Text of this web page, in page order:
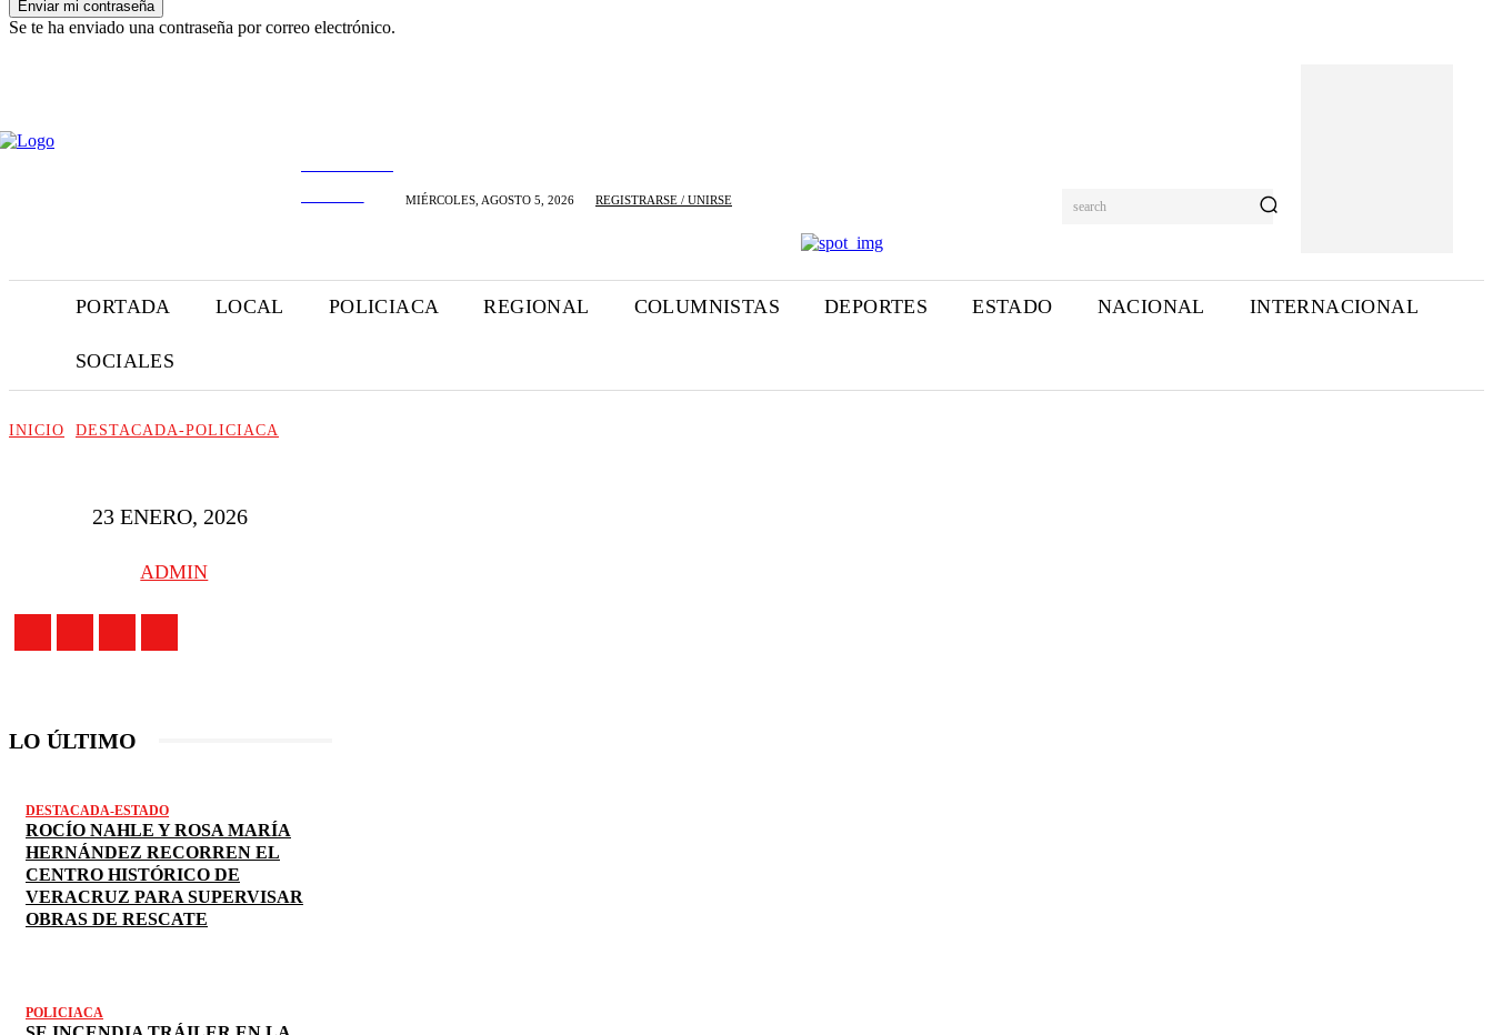
Se te ha enviado una contraseña por correo electrónico.
MIÉRCOLES, AGOSTO 5, 2026 REGISTRARSE / UNIRSE search
PORTADA LOCAL POLICIACA REGIONAL COLUMNISTAS DEPORTES ESTADO NACIONAL INTERNACIONAL
SOCIALES
INICIO DESTACADA-POLICIACA
23 ENERO, 2026
ADMIN
LO ÚLTIMO
DESTACADA-ESTADO
ROCÍO NAHLE Y ROSA MARÍA
HERNÁNDEZ RECORREN EL
CENTRO HISTÓRICO DE
VERACRUZ PARA SUPERVISAR
OBRAS DE RESCATE
POLICIACA